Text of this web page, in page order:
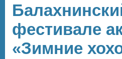
фестивале
«Зимние